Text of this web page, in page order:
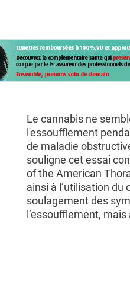
Le cannabis ne
l'essoufflement
de maladie
souligne cet essai
of the American
ainsi à l’utilisation du
soulagement des
l’essoufflement,